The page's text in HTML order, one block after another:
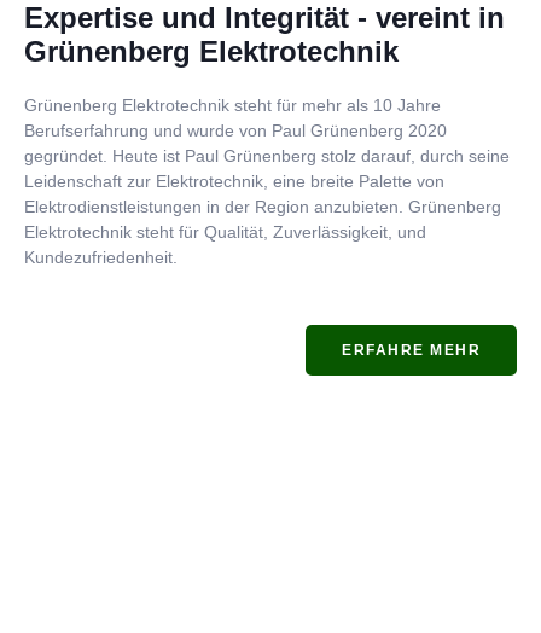
Expertise und Integrität - vereint in
Grünenberg Elektrotechnik
Grünenberg Elektrotechnik steht für mehr als 10 Jahre
Berufserfahrung und wurde von Paul Grünenberg 2020
gegründet. Heute ist Paul Grünenberg stolz darauf, durch seine
Leidenschaft zur Elektrotechnik, eine breite Palette von
Elektrodienstleistungen in der Region anzubieten. Grünenberg
Elektrotechnik steht für Qualität, Zuverlässigkeit, und
Kundezufriedenheit.
ERFAHRE MEHR